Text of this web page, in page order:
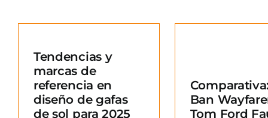
Tendencias y
marcas de
referencia en
diseño de gafas
de sol para 2025
Comparativa: Ray-
Ban Wayfarer vs
Tom Ford Fausto
Ban
Tom Ford